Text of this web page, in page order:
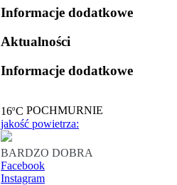
Informacje dodatkowe
Aktualności
Informacje dodatkowe
16oC POCHMURNIE
jakość powietrza:
BARDZO DOBRA
Facebook
Instagram